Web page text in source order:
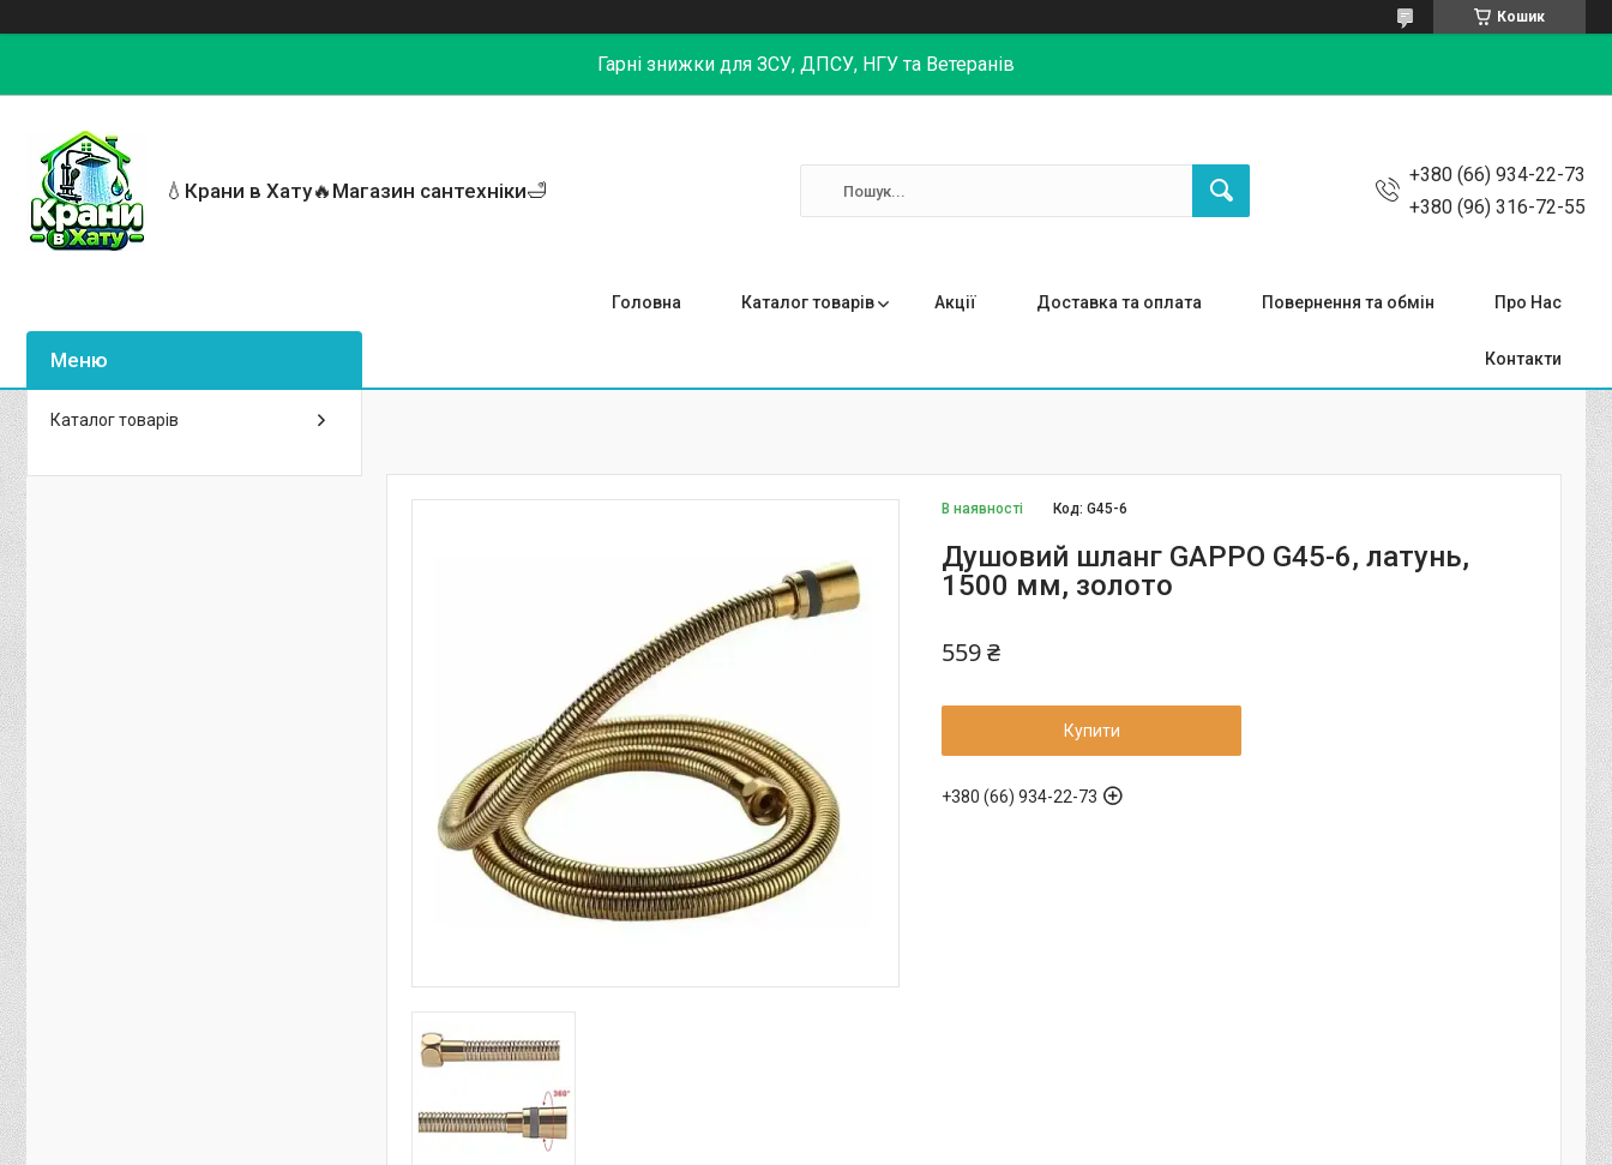
Кошик
Гарні знижки для ЗСУ, ДПСУ, НГУ та Ветеранів
💧Крани в Хату🔥Магазин сантехніки🛁
+380 (66) 934-22-73
+380 (96) 316-72-55
Головна Каталог товарів Акції Доставка та оплата Повернення та обмін Про Нас
Контакти
В наявності Код:G45-6
Душовий шланг GAPPO G45-6, латунь,
1500 мм, золото
559 ₴
Купити
+380 (66) 934-22-73
Каталог товарів